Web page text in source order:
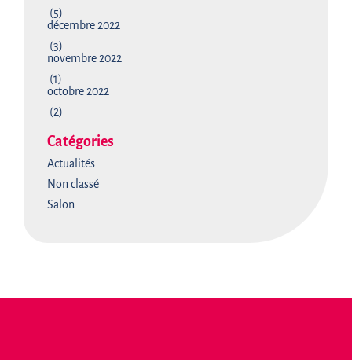
(5)
décembre 2022
(3)
novembre 2022
(1)
octobre 2022
(2)
Catégories
Actualités
Non classé
Salon